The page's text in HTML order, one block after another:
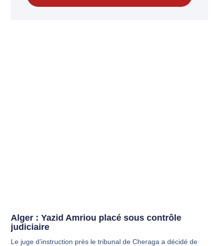
Alger : Yazid Amriou placé sous contrôle
judiciaire
Le juge d’instruction près le tribunal de Cheraga a décidé de